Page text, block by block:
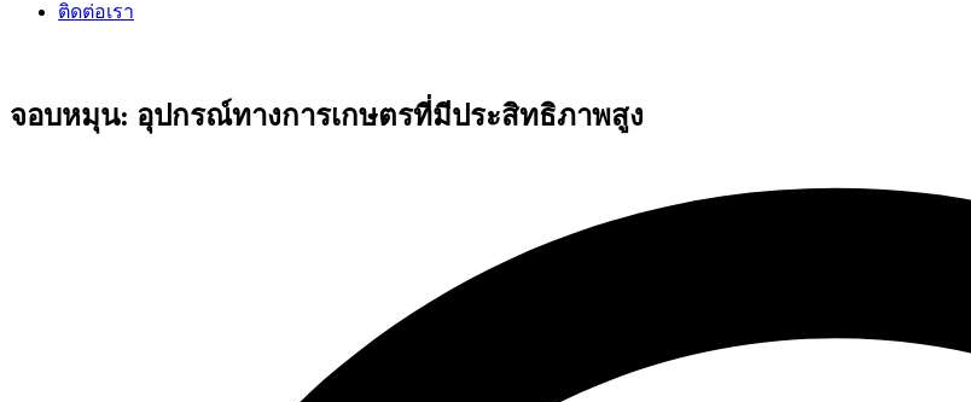
ติดต่อเรา
จอบหมุน: อุปกรณ์ทางการเกษตรที่มีประสิทธิภาพสูง